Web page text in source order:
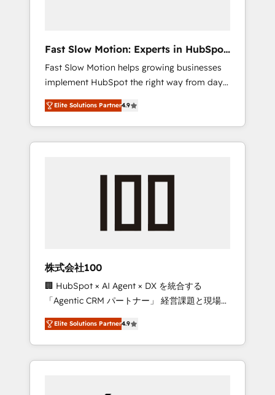
reporting - Workflow automation and data
clean-up - Sales enablement and team
training - Ongoing optimisation and RevOps
support Based in Leeds and London, we
partner with SMEs across the UK who are
ready to turn HubSpot into the growth
engine it’s meant to be.
Fast Slow Motion: Experts in HubSpot
& Salesforce
Fast Slow Motion helps growing businesses
implement HubSpot the right way from day
one — with the flexibility to scale as
complexity increases. Highly certified in both
HubSpot and Salesforce, we bring deep
experience in CRM implementation,
growing mid-market and enterprise
perspective. Many of our consultants have
operators need as their systems, data, and
processes evolve. Since 2014, we’ve
supported 1,400+ clients across a wide range
of industries, including healthcare, software,
B2B services, manufacturing, financial
services and more. Whether clients are new
to HubSpot or expanding into more
clean, scalable, AI-ready systems that create
Elite Solutions Partner4.9
株式会社100
🏢 HubSpot × AI Agent × DX を統合する
「Agentic CRM パートナー」 経営課題と現場業
務をつなぐAIネイティブ・エージェンシーとし
て、HubSpot Eliteの実装力で顧客フロント業務
を再設計します。 💡 100inc は何をする会社
か？ HubSpotを共通基盤に、AIエージェントを
Elite Solutions Partner4.9